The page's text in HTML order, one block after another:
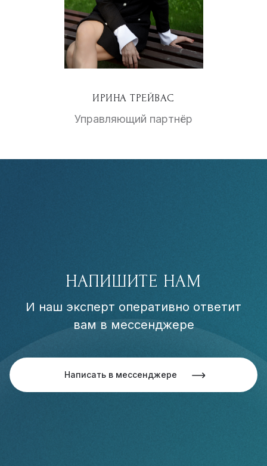
ИРИНА ТРЕЙВАС
Управляющий партнёр
НАПИШИТЕ НАМ
И наш эксперт оперативно ответит
вам в мессенджере
Написать в мессенджере